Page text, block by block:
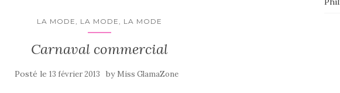
LA MODE, LA MODE, LA MODE
Carnaval commercial
Posté le13 février 2013 by Miss GlamaZone